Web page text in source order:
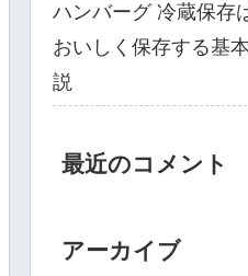
ハンバーグ 冷蔵保存
おいしく保存する基
説
最近のコメント
アーカイブ